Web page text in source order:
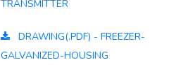
TRANSMITTER
DRAWING(.PDF) - FREEZER-
GALVANIZED-HOUSING